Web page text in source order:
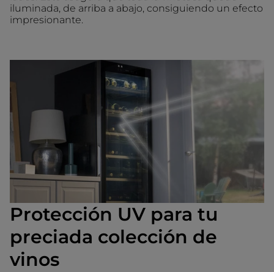
iluminada, de arriba a abajo, consiguiendo un efecto
impresionante.
Protección UV para tu
preciada colección de
vinos